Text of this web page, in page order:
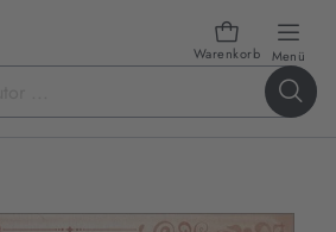
Warenkorb Menü